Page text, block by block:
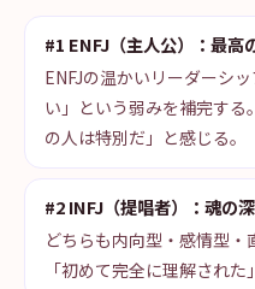
#1 ENFJ（主人公）：最高
ENFJの温かいリーダーシ
い」という弱みを補完する
の人は特別だ」と感じる。
#2 INFJ（提唱者）：魂の
どちらも内向型・感情型・
「初めて完全に理解された